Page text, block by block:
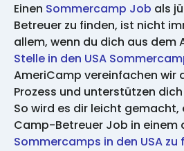
Einen Sommercamp Job als
Betreuer zu finden, ist nicht
allem, wenn du dich aus dem
Stelle in den USA
AmeriCamp vereinfachen wir
Prozess und unterstützen
So wird es dir leicht gemacht,
Camp-Betreuer Job in einem
Sommercamps in den USA zu